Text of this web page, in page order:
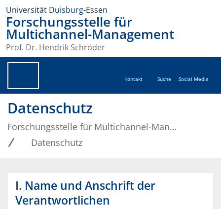
Universität Duisburg-Essen
Forschungsstelle für
Multichannel-Management
Prof. Dr. Hendrik Schröder
Kontakt Suche Social Media
Datenschutz
Forschungsstelle für Multichannel-Management
Datenschutz
I. Name und Anschrift der
Verantwortlichen